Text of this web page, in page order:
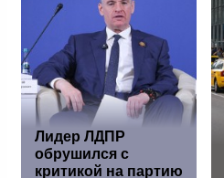
Лидер ЛДПР
обрушился с
критикой на партию